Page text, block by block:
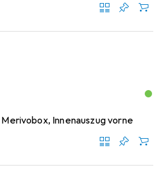
Innenauszug vorne